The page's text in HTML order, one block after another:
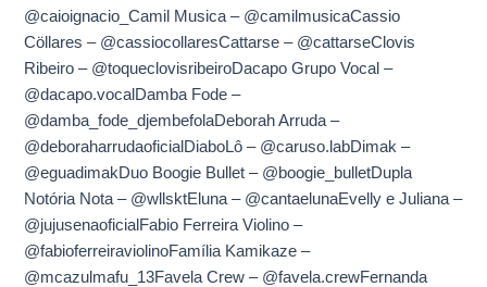
@caioignacio_Camil Musica – @camilmusicaCassio
Cöllares – @cassiocollaresCattarse – @cattarseClovis
Ribeiro – @toqueclovisribeiroDacapo Grupo Vocal –
@dacapo.vocalDamba Fode –
@damba_fode_djembefolaDeborah Arruda –
@deboraharrudaoficialDiaboLô – @caruso.labDimak –
@eguadimakDuo Boogie Bullet – @boogie_bulletDupla
Notória Nota – @wllsktEluna – @cantaelunaEvelly e Juliana –
@jujusenaoficialFabio Ferreira Violino –
@fabioferreiraviolinoFamília Kamikaze –
@mcazulmafu_13Favela Crew – @favela.crewFernanda